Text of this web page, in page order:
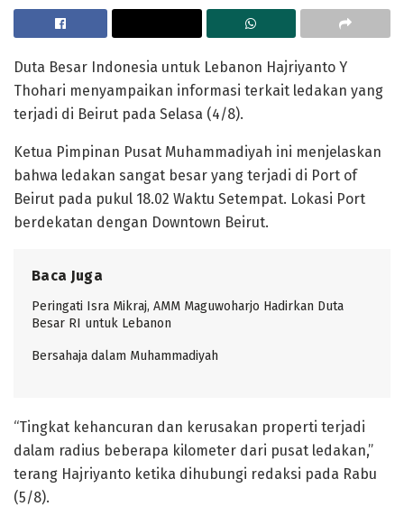
Duta Besar Indonesia untuk Lebanon Hajriyanto Y
Thohari menyampaikan informasi terkait ledakan yang
terjadi di Beirut pada Selasa (4/8).
Ketua Pimpinan Pusat Muhammadiyah ini menjelaskan
bahwa ledakan sangat besar yang terjadi di Port of
Beirut pada pukul 18.02 Waktu Setempat. Lokasi Port
berdekatan dengan Downtown Beirut.
Baca Juga
Peringati Isra Mikraj, AMM Maguwoharjo Hadirkan Duta
Besar RI untuk Lebanon
Bersahaja dalam Muhammadiyah
“Tingkat kehancuran dan kerusakan properti terjadi
dalam radius beberapa kilometer dari pusat ledakan,”
terang Hajriyanto ketika dihubungi redaksi pada Rabu
(5/8).